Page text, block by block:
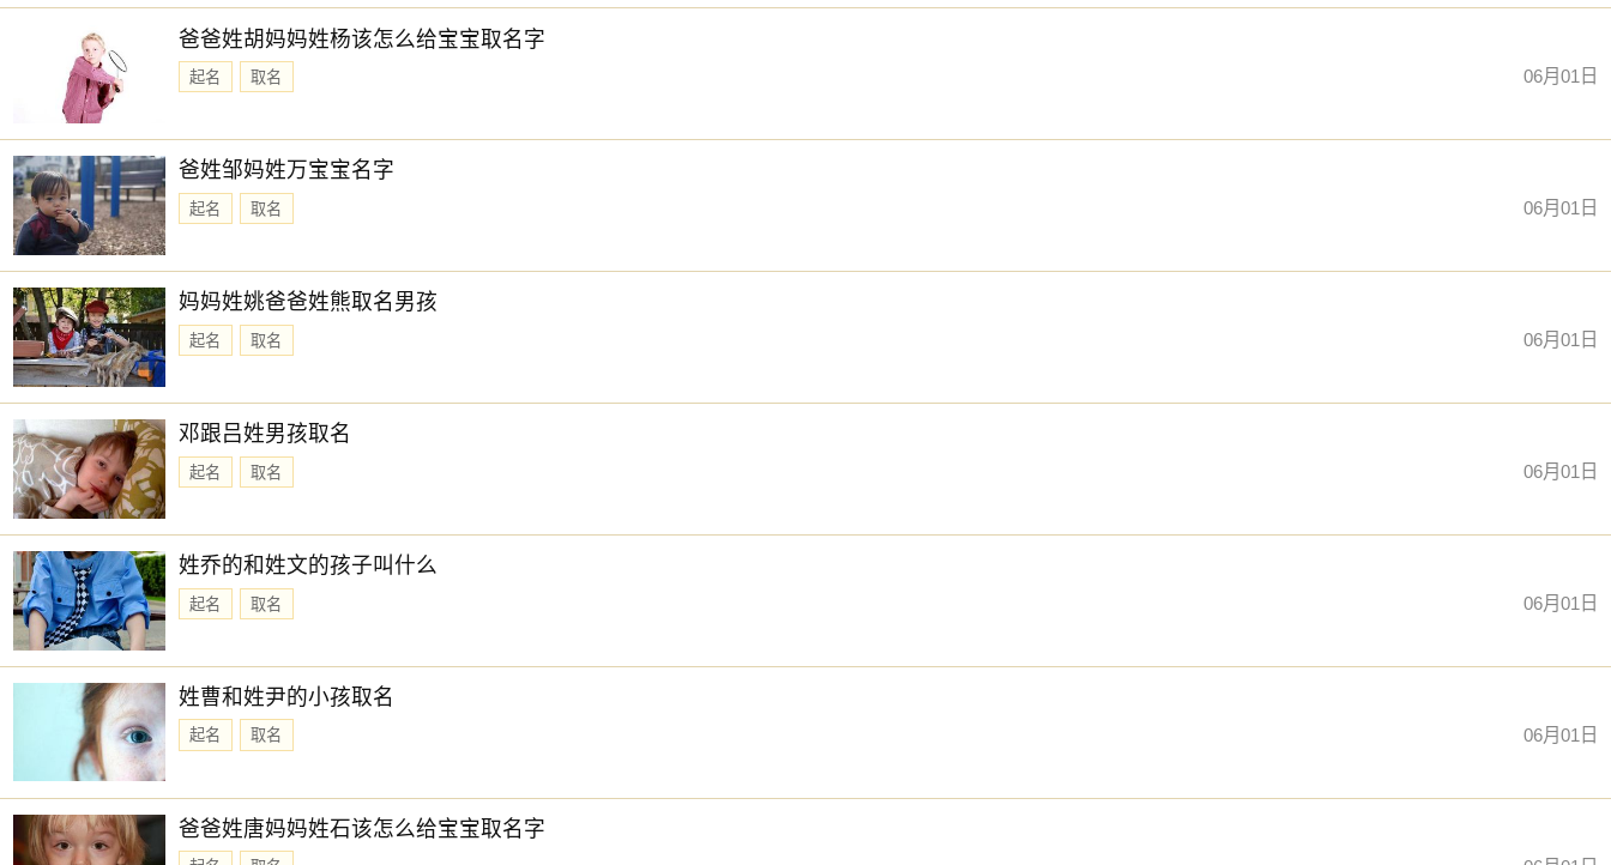
爸爸姓胡妈妈姓杨该怎么给宝宝取名字
起名 取名 06月01日
爸姓邹妈姓万宝宝名字
起名 取名 06月01日
妈妈姓姚爸爸姓熊取名男孩
起名 取名 06月01日
邓跟吕姓男孩取名
起名 取名 06月01日
姓乔的和姓文的孩子叫什么
起名 取名 06月01日
姓曹和姓尹的小孩取名
起名 取名 06月01日
爸爸姓唐妈妈姓石该怎么给宝宝取名字